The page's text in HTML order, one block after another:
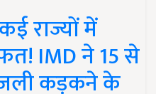
राज्यों में
IMD ने 15 से
कड़कने के